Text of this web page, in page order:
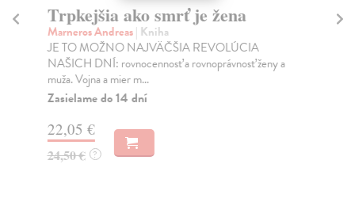
Trpkejšia ako smrť je žena
Marneros Andreas| Kniha
JE TO MOŽNO NAJVÄČŠIA REVOLÚCIA
NAŠICH DNÍ: rovnocennosť a rovnoprávnosť ženy a
muža. Vojna a mier m...
Zasielame do 14 dní
22,05 €
24,50 € ?